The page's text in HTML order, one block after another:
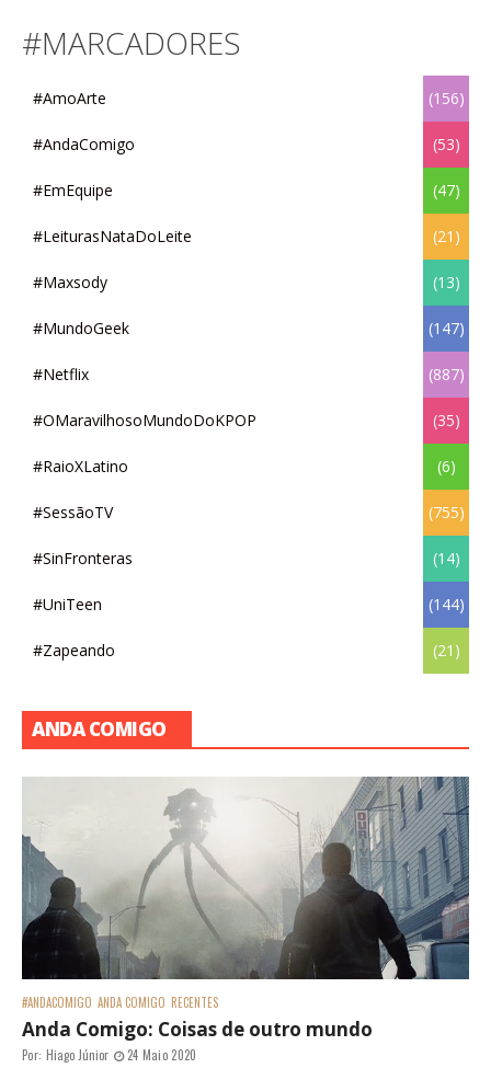
#MARCADORES
#AmoArte (156)
#AndaComigo (53)
#EmEquipe (47)
#LeiturasNataDoLeite (21)
#Maxsody (13)
#MundoGeek (147)
#Netflix (887)
#OMaravilhosoMundoDoKPOP (35)
#RaioXLatino (6)
#SessãoTV (755)
#SinFronteras (14)
#UniTeen (144)
#Zapeando (21)
ANDA COMIGO
#ANDACOMIGO ANDA COMIGO RECENTES
Anda Comigo: Coisas de outro mundo
Por: Hiago Júnior 24 Maio 2020